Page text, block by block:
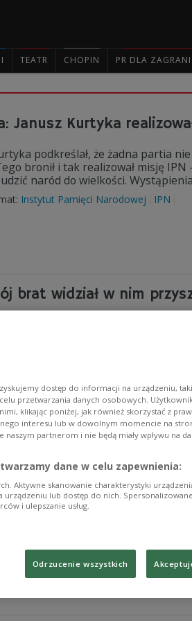
TEATR CHOPIN PR DLA
Janusz Kurtyka
podkreślał, że żadna partia
bronił i tak realizował misję
naród do wielkości.
Instytut Pamięci Narodowej IPN
brat widział w nim
wielkich dokonań, ale
prezydenta RP -
wystąpień Janusza Kurtyki.
takich
ludzi, jak Janusz Kurtyka.
premier Mateusz
Kurtyki przed Parlamentem RP
dostęp do informacji na urządzeniu,
przetwarzania danych osobowych.
klikając poniżej, jak również skorzystać z
interesu lub w dowolnym momencie na
partnerom i nie będą miały wpływu na
dane w celu zapewnienia:
Aktywne skanowanie charakterystyki
lub dostęp do nich.
i ulepszanie usług.
Odrzucenie wszystkich